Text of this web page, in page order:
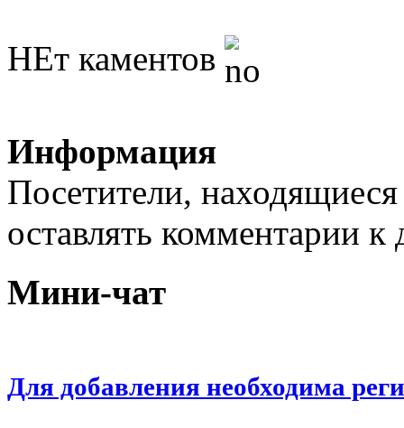
НЕт каментов
Информация
Посетители,
оставлять комментарии
Мини-чат
Для добавления необходима